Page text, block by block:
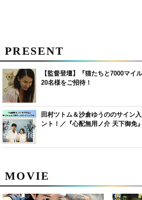
MOVIE
PRESENT
【監督登壇】『猫たちと7000マイ
20名様をご招待！
田村ツトム＆沙倉ゆうののサイン
ント！／『心配無用ノ介 天下御免』